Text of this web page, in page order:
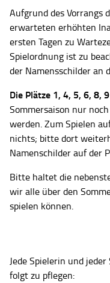
Aufgrund des Vorrangs
erwarteten erhöhten
ersten Tagen zu
Spielordnung ist zu
der Namensschilder an
Die Plätze 1, 4, 5, 6, 8,
Sommersaison nur
werden. Zum Spielen
nichts; bitte dort
Namenschilder auf der
Bitte haltet die
wir alle über den
spielen können.
Jede Spielerin und
folgt zu pflegen: